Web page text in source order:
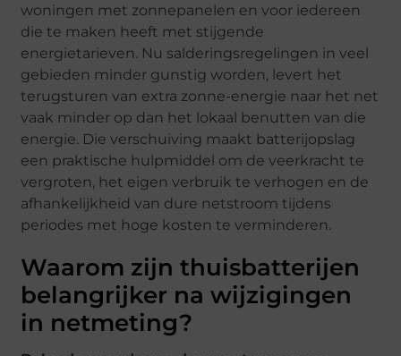
woningen met zonnepanelen en voor iedereen
die te maken heeft met stijgende
energietarieven. Nu salderingsregelingen in veel
gebieden minder gunstig worden, levert het
terugsturen van extra zonne-energie naar het net
vaak minder op dan het lokaal benutten van die
energie. Die verschuiving maakt batterijopslag
een praktische hulpmiddel om de veerkracht te
vergroten, het eigen verbruik te verhogen en de
afhankelijkheid van dure netstroom tijdens
periodes met hoge kosten te verminderen.
Waarom zijn thuisbatterijen
belangrijker na wijzigingen
in netmeting?